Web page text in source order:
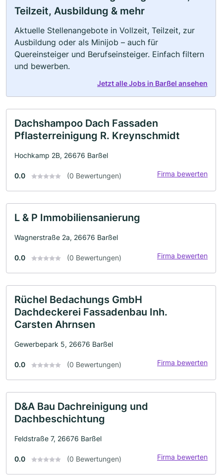
Teilzeit, Ausbildung & mehr
Aktuelle Stellenangebote in Vollzeit, Teilzeit, zur
Ausbildung oder als Minijob – auch für
Quereinsteiger und Berufseinsteiger. Einfach filtern
und bewerben.
Jetzt alle Jobs in Barßel ansehen
Dachshampoo Dach Fassaden
Pflasterreinigung R. Kreynschmidt
Hochkamp 2B, 26676 Barßel
0.0 (0 Bewertungen) Firma bewerten
L & P Immobiliensanierung
Wagnerstraße 2a, 26676 Barßel
0.0 (0 Bewertungen) Firma bewerten
Rüchel Bedachungs GmbH
Dachdeckerei Fassadenbau Inh.
Carsten Ahrnsen
Gewerbepark 5, 26676 Barßel
0.0 (0 Bewertungen) Firma bewerten
D&A Bau Dachreinigung und
Dachbeschichtung
Feldstraße 7, 26676 Barßel
0.0 (0 Bewertungen) Firma bewerten